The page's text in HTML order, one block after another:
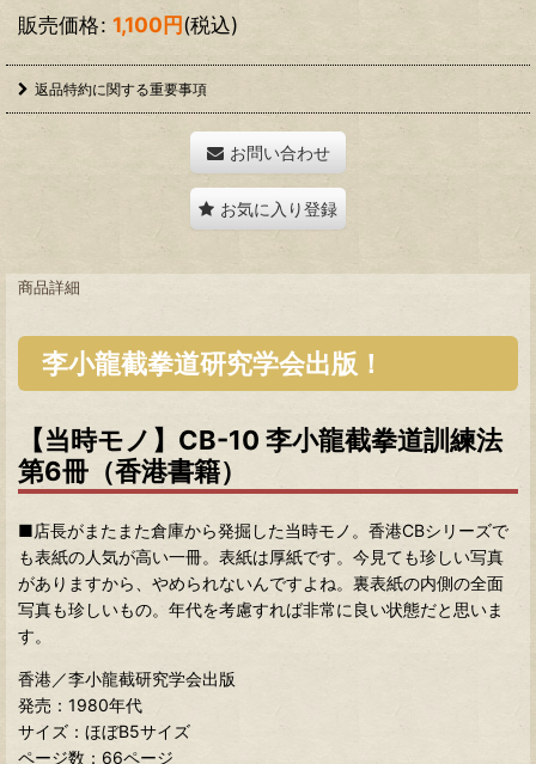
販売価格: 1,100円(税込)
返品特約に関する重要事項
お問い合わせ
お気に入り登録
商品詳細
李小龍截拳道研究学会出版！
【当時モノ】CB-10 李小龍截拳道訓練法
第6冊（香港書籍）
■店長がまたまた倉庫から発掘した当時モノ。香港CBシリーズで
も表紙の人気が高い一冊。表紙は厚紙です。今見ても珍しい写真
がありますから、やめられないんですよね。裏表紙の内側の全面
写真も珍しいもの。年代を考慮すれば非常に良い状態だと思いま
す。
香港／李小龍截研究学会出版
発売：1980年代
サイズ：ほぼB5サイズ
ページ数：66ページ